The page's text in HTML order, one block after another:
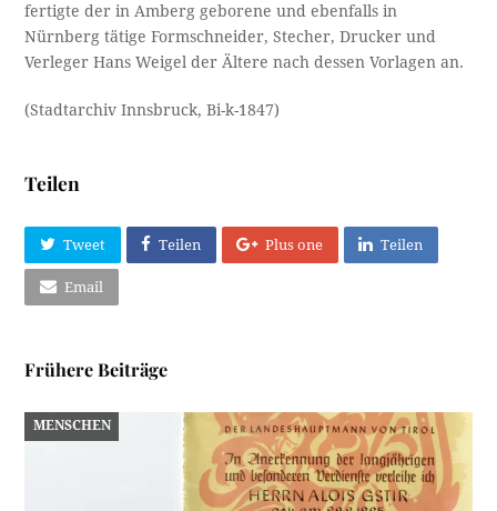
fertigte der in Amberg geborene und ebenfalls in
Nürnberg tätige Formschneider, Stecher, Drucker und
Verleger Hans Weigel der Ältere nach dessen Vorlagen an.
(Stadtarchiv Innsbruck, Bi-k-1847)
Teilen
Tweet Teilen Plus one Teilen
Email
Frühere Beiträge
MENSCHEN